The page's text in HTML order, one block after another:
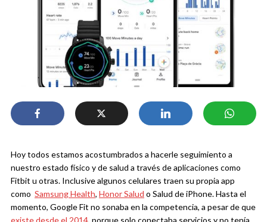
Hoy todos estamos acostumbrados a hacerle seguimiento a
nuestro estado físico y de salud a través de aplicaciones como
Fitbit u otras. Inclusive algunos celulares traen su propia app
como Samsung Health, Honor Salud o Salud de iPhone. Hasta el
momento, Google Fit no sonaba en la competencia, a pesar de que